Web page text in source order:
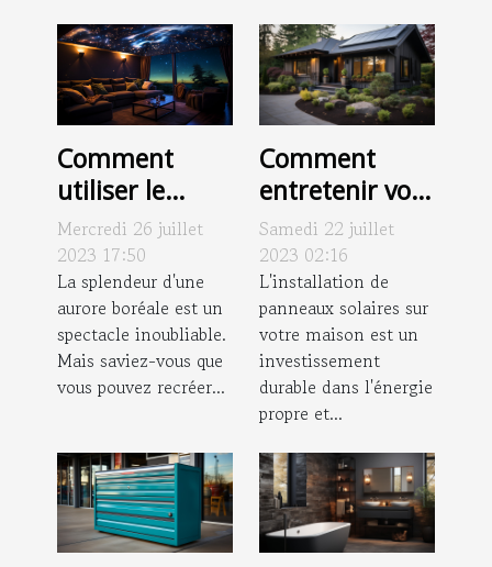
Comment
utiliser le
projecteur
aurore boréale
pour créer une
ambiance
galactique
chez vous
Mercredi 26 juillet
2023 17:50
La splendeur d'une
aurore boréale est un
spectacle inoubliable.
Mais saviez-vous que
vous pouvez recréer...
Comment
entretenir vos
panneaux
solaires pour
une
performance
optimale ?
Samedi 22 juillet
2023 02:16
L'installation de
panneaux solaires sur
votre maison est un
investissement
durable dans l'énergie
propre et...